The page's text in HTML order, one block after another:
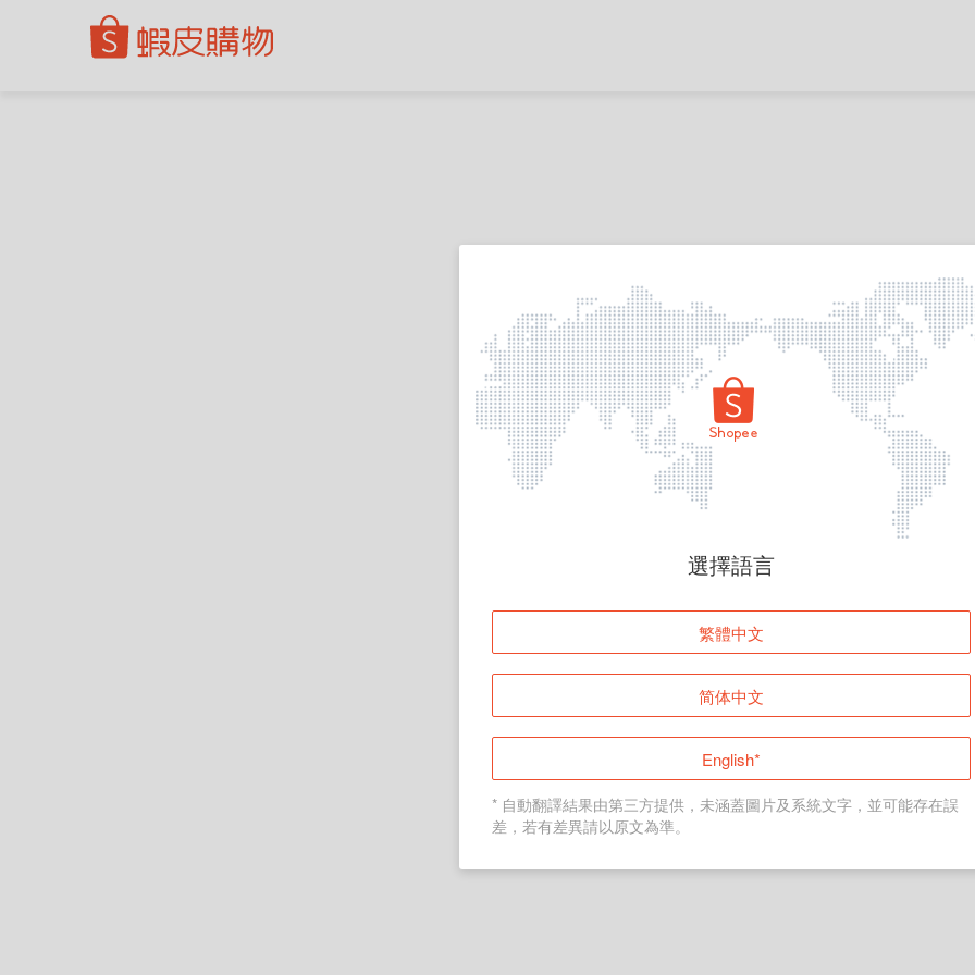
頁面無法顯示
登入
返回首頁
選擇語言
繁體中文
简体中文
English*
* 自動翻譯結果由第三方提供，未涵蓋圖片及系統文字，並可能存在誤
差，若有差異請以原文為準。